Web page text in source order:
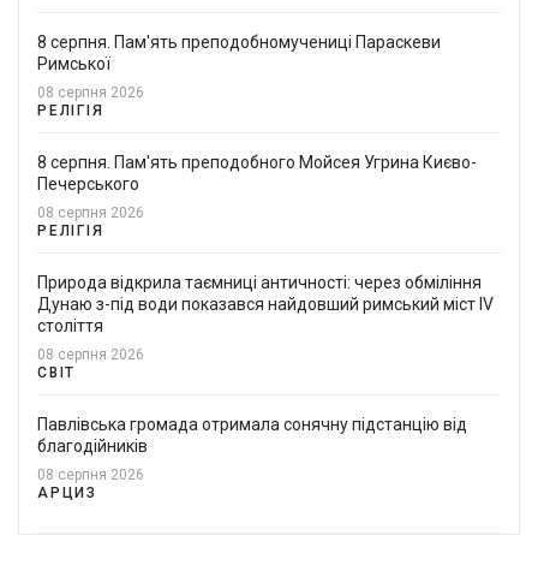
8 серпня. Пам'ять преподобномучениці Параскеви
Римської
08 серпня 2026
РЕЛІГІЯ
8 серпня. Пам'ять преподобного Мойсея Угрина Києво-
Печерського
08 серпня 2026
РЕЛІГІЯ
Природа відкрила таємниці античності: через обміління
Дунаю з-під води показався найдовший римський міст IV
століття
08 серпня 2026
СВІТ
Павлівська громада отримала сонячну підстанцію від
благодійників
08 серпня 2026
АРЦИЗ